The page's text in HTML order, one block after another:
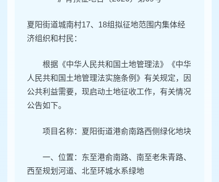
夏阳街道城南村17、18组拟征地范围内集体经
济组织和村民：
根据《中华人民共和国土地管理法》《中华
人民共和国土地管理法实施条例》有关规定，因
公共利益需要，现启动土地征收工作，有关情况
公告如下。
项目名称：夏阳街道港俞南路西侧绿化地块
一、位置：东至港俞南路、南至老朱青路、
西至规划河道、北至环城水系绿地